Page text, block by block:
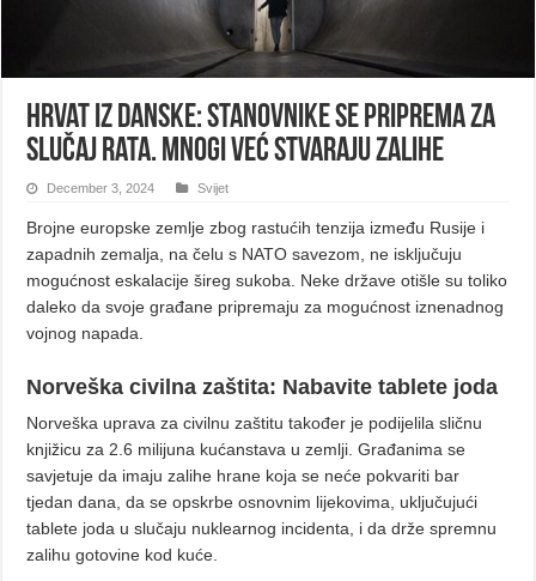
Hrvat iz Danske: Stanovnike se priprema za
slučaj rata. Mnogi već stvaraju zalihe
December 3, 2024 Svijet
Brojne europske zemlje zbog rastućih tenzija između Rusije i
zapadnih zemalja, na čelu s NATO savezom, ne isključuju
mogućnost eskalacije šireg sukoba. Neke države otišle su toliko
daleko da svoje građane pripremaju za mogućnost iznenadnog
vojnog napada.
Norveška civilna zaštita: Nabavite tablete joda
Norveška uprava za civilnu zaštitu također je podijelila sličnu
knjižicu za 2.6 milijuna kućanstava u zemlji. Građanima se
savjetuje da imaju zalihe hrane koja se neće pokvariti bar
tjedan dana, da se opskrbe osnovnim lijekovima, uključujući
tablete joda u slučaju nuklearnog incidenta, i da drže spremnu
zalihu gotovine kod kuće.